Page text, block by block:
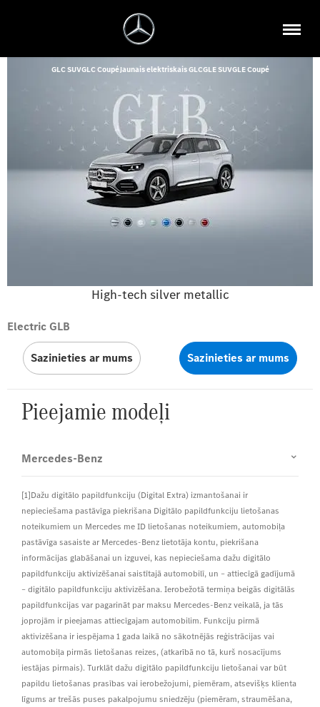
High-tech silver metallic
GLC SUVGLC CoupéJaunais elektriskais GLCGLE SUVGLE Coupé
Electric GLB
Sazinieties ar mums Sazinieties ar mums
Pieejamie modeļi
Mercedes-Benz
[1]Dažu digitālo papildfunkciju (Digital Extra) izmantošanai ir
nepieciešama pastāvīga piekrišana Digitālo papildfunkciju lietošanas
noteikumiem un Mercedes me ID lietošanas noteikumiem, automobiļa
pastāvīga sasaiste ar Mercedes-Benz lietotāja kontu, piekrišana
informācijas glabāšanai un izguvei, kas nepieciešama dažu digitālo
papildfunkciju aktivizēšanai saistītajā automobilī, un – attiecīgā gadījumā
– digitālo papildfunkciju aktivizēšana. Ierobežotā termiņa beigās digitālās
papildfunkcijas var pagarināt par maksu Mercedes-Benz veikalā, ja tās
joprojām ir pieejamas attiecīgajam automobilim. Funkciju pirmā
aktivizēšana ir iespējama 1 gada laikā no sākotnējās reģistrācijas vai
automobiļa pirmās lietošanas reizes, (atkarībā no tā, kurš nosacījums
iestājas pirmais). Turklāt dažu digitālo papildfunkciju lietošanai var būt
papildu lietošanas prasības vai ierobežojumi, piemēram, atsevišķs klienta
līgums ar trešās puses pakalpojumu sniedzēju (piemēram, straumēšana,